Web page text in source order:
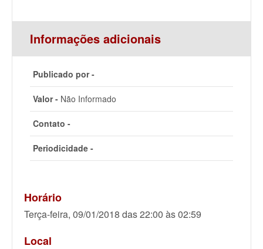
Informações adicionais
Publicado por -
Valor - Não Informado
Contato -
Periodicidade -
Horário
Terça-feira, 09/01/2018 das 22:00 às 02:59
Local